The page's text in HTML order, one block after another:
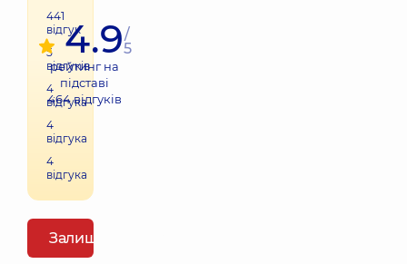
441
відгук
5
відгуків
4
відгука
4
відгука
4
відгука
4.9/
5
рейтинг на
підставі
464відгуків
Залишити відгук